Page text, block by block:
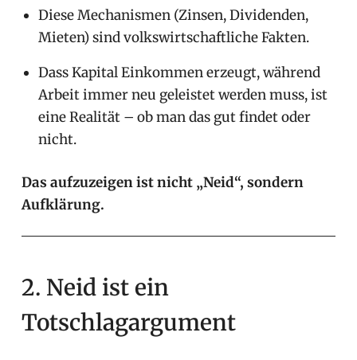
Diese Mechanismen (Zinsen, Dividenden,
Mieten) sind volkswirtschaftliche Fakten.
Dass Kapital Einkommen erzeugt, während
Arbeit immer neu geleistet werden muss, ist
eine Realität – ob man das gut findet oder
nicht.
Das aufzuzeigen ist nicht „Neid“, sondern
Aufklärung.
2. Neid ist ein
Totschlagargument